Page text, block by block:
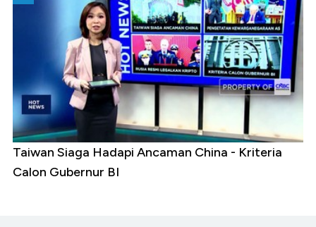
Taiwan Siaga Hadapi Ancaman China - Kriteria
Calon Gubernur BI